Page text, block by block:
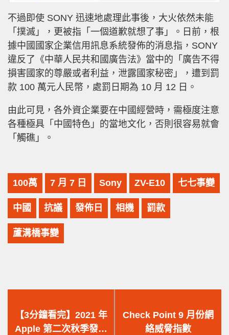
不過即使 SONY 迅速地處理此事後，大火依然未能
「撲滅」，更被指「一個道歉就想了事」。日前，根
據中國國家企業信用訊息系統發佈的消息指，SONY
違反了《中華人民共和國廣告法》當中的「廣告不得
損害國家的尊嚴或者利益，泄露國家秘密」，遭到罰
款 100 萬元人民幣，處罰日期為 10 月 12 日。
由此可見，各外資企業要在中國經營時，需極度注意
各種極具「中國特色」的當地文化，否則很容易就會
「觸礁」。
100萬 7 月 7 日 Sony ZV-E10 七七事變
中國 抗議 發佈日 相機 罰款
蘆溝橋事變
一
篇
【3分鐘看完】2021 年
Apple 第二次秋季發佈
一
篇
Check Point 9 月份網
絡威脅指數